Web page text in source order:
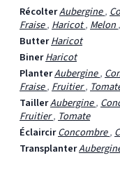
RécolterAubergine,
Fraise, Haricot, Melon,
ButterHaricot
BinerHaricot
PlanterAubergine,
Fraise, Fruitier,
TaillerAubergine,
Fruitier, Tomate
ÉclaircirConcombre,
Transplanter